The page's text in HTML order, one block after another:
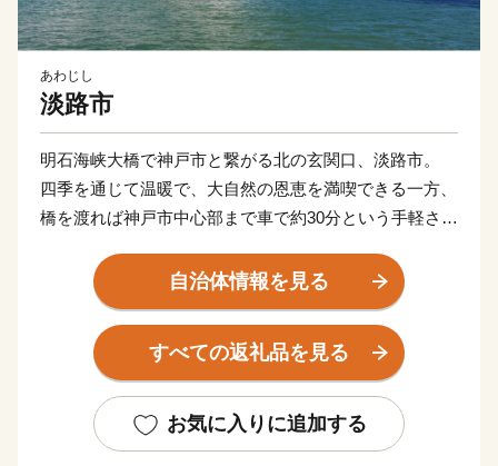
あわじし
淡路市
明石海峡大橋で神戸市と繋がる北の玄関口、淡路市。
四季を通じて温暖で、大自然の恩恵を満喫できる一方、
橋を渡れば神戸市中心部まで車で約30分という手軽さが
田舎と都会の両方の「好いとこ取り」をした未来の暮ら
しがここにあります。
また、淡路島はかつて若狭や志摩と並び、朝廷にご馳走
を献上した「御食国」と呼ばれており、四方を囲む海は
てました。生産量日本一を誇る線香をはじめ、淡路ビー
フや淡路島玉ねぎ、カーネーションなどは「淡路ブラン
自治体情報を見る
すべての返礼品を見る
お気に入りに追加する